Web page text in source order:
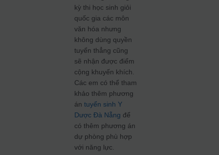
kỳ thi học sinh giỏi
quốc gia các môn
văn hóa nhưng
không dùng quyền
tuyển thẳng cũng
sẽ nhận được điểm
cộng khuyến khích.
Các em có thể tham
khảo thêm phương
ántuyển sinh Y
Dược Đà Nẵng để
có thêm phương án
dự phòng phù hợp
với năng lực.